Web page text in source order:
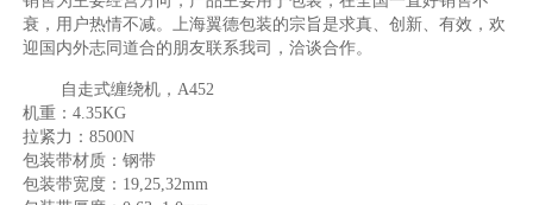
衰，用户热情不减。上海翼德包装的宗旨是求真、创新、有效，欢
迎国内外志同道合的朋友联系我司，洽谈合作。
自走式缠绕机，A452
机重：4.35KG
拉紧力：8500N
包装带材质：钢带
包装带宽度：19,25,32mm